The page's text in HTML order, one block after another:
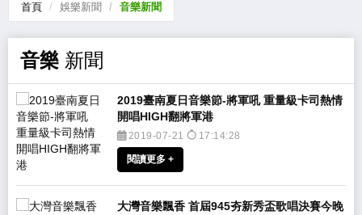
首頁 娛樂新聞 音樂新聞
音樂 新聞
2019臺南夏日音樂節-將軍吼 重量級卡司熱情
開唱HIGH翻將軍港
2019-07-21 17:14:28
閱讀更多 +
​大灣音樂飄香 首屆945夯新秀盃歌唱決賽今晚